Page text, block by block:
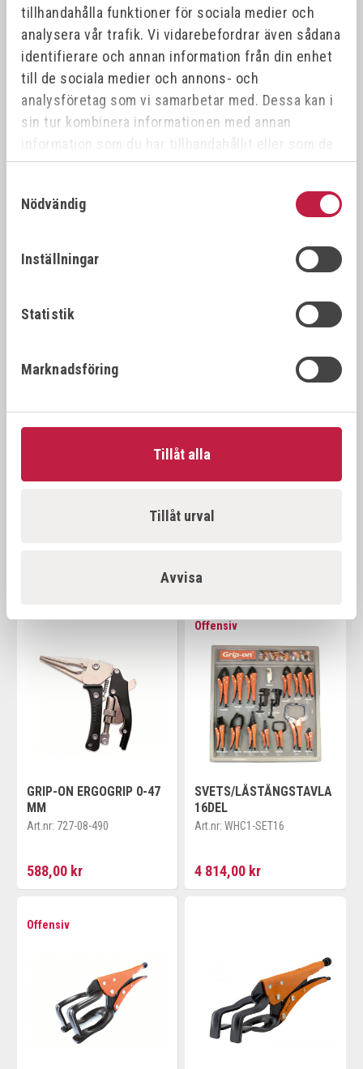
tillhandahålla funktioner för sociala medier och
analysera vår trafik. Vi vidarebefordrar även sådana
identifierare och annan information från din enhet
till de sociala medier och annons- och
analysföretag som vi samarbetar med. Dessa kan i
sin tur kombinera informationen med annan
information som du har tillhandahållit eller som de
har samlat in när du har använt deras tjänster.
Nödvändig
Inställningar
Statistik
Marknadsföring
Tillåt alla
Tillåt urval
Avvisa
Nyhet
TYPE - L 7"
446,00 kr
Offensiv
GRIP-ON SVETSTÄNGER
127 LÅNGA KÄFTAR 0-
127B LONG NOSE 35º 0-
100 MM
fr. 515,00 kr
GRIP-ON ERGOGRIP 0-47
MM
Art.nr: 727-08-490
588,00 kr
Offensiv
SVETS/LÅSTÅNGSTAVLA
16DEL
Art.nr: WHC1-SET16
4 814,00 kr
Offensiv